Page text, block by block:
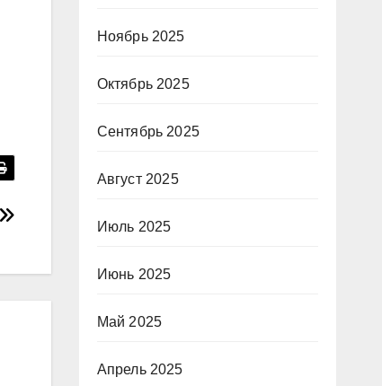
Ноябрь 2025
Октябрь 2025
Сентябрь 2025
Август 2025
Июль 2025
Июнь 2025
Май 2025
Апрель 2025